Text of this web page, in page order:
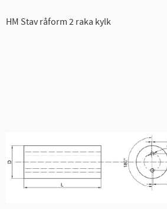
HM Stav råform 2 raka kylk